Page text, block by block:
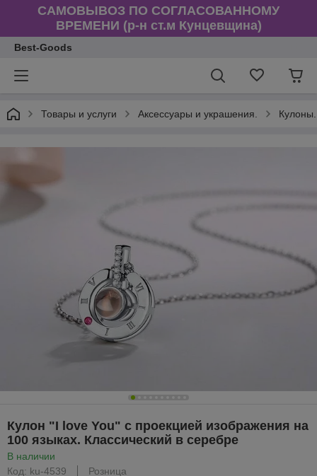
САМОВЫВОЗ ПО СОГЛАСОВАННОМУ
ВРЕМЕНИ (р-н ст.м Кунцевщина)
Best-Goods
Товары и услуги Аксессуары и украшения. Кулоны.
Кулон "I love You" с проекцией изображения на
100 языках. Классический в серебре
В наличии
Код: ku-4539
Розница